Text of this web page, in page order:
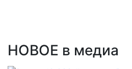
НОВОЕ в медиа